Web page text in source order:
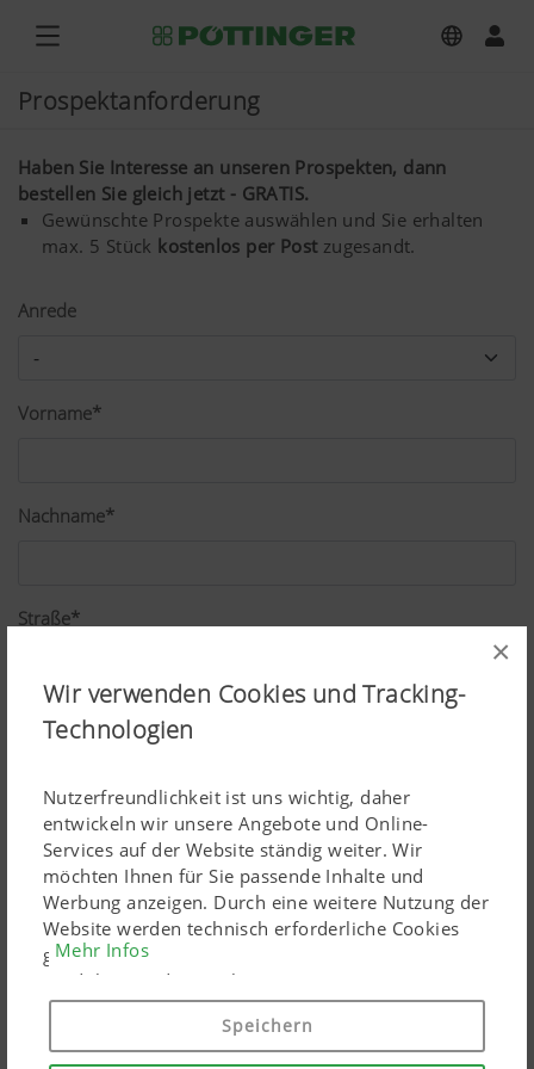
×
Wir verwenden Cookies und Tracking-
Technologien
Nutzerfreundlichkeit ist uns wichtig, daher
entwickeln wir unsere Angebote und Online-
Services auf der Website ständig weiter. Wir
möchten Ihnen für Sie passende Inhalte und
Werbung anzeigen. Durch eine weitere Nutzung der
Website werden technisch erforderliche Cookies
gesetzt. Personenbezogene Google-Marketing-
Produkte werden Cookies nur eingesetzt, wenn Sie
Ihre Einwilligung erteilen ("Allem zustimmen"). Sie
können ebenso individuelle Einstellungen mittels
der angeführten Checkboxen treffen.
Mehr Infos
Speichern
Prospektanforderung
Haben Sie Interesse an unseren Prospekten, dann
bestellen Sie gleich jetzt - GRATIS.
Gewünschte Prospekte auswählen und Sie erhalten
max. 5 Stück kostenlos per Postzugesandt.
Anrede
Vorname*
Nachname*
Straße*
PLZ*
Ort*
Land*